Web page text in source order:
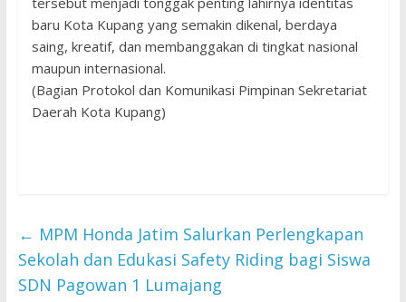
baru Kota Kupang yang semakin dikenal, berdaya
saing, kreatif, dan membanggakan di tingkat nasional
maupun internasional.
(Bagian Protokol dan Komunikasi Pimpinan Sekretariat
Daerah Kota Kupang)
← MPM Honda Jatim Salurkan Perlengkapan
Sekolah dan Edukasi Safety Riding bagi Siswa
SDN Pagowan 1 Lumajang